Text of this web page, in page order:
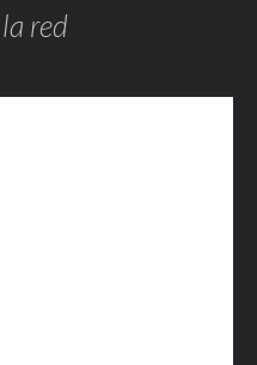
red